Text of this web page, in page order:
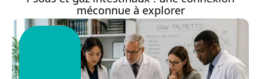
méconnue à explorer